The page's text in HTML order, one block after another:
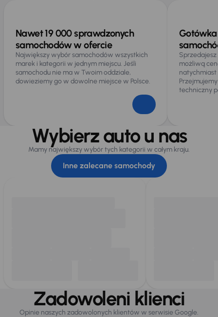
Nawet 19 000 sprawdzonych
samochodów w ofercie
Największy wybór samochodów wszystkich
marek i kategorii w jednym miejscu. Jeśli
samochodu nie ma w Twoim oddziale,
dowieziemy go w dowolne miejsce w Polsce.
możliwą
techniczny
Wybierz auto u nas
Mamy największy wybór tych kategorii w całym kraju.
Inne zalecane samochody
Zadowoleni klienci
Opinie naszych zadowolonych klientów w serwisie Google.